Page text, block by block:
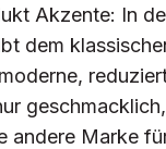
Akzente: In
dem
andere Marke